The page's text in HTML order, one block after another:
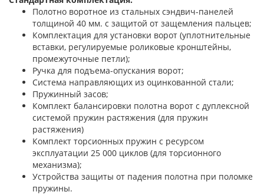
Полотно воротное из стальных сэндвич-панелей
толщиной 40 мм. с защитой от защемления пальцев;
Комплектация для установки ворот (уплотнительные
вставки, регулируемые роликовые кронштейны,
промежуточные петли);
Ручка для подъема-опускания ворот;
Система направляющих из оцинкованной стали;
Пружинный засов;
Комплект балансировки полотна ворот с дуплексной
системой пружин растяжения (для пружин
растяжения)
Комплект торсионных пружин с ресурсом
эксплуатации 25 000 циклов (для торсионного
механизма);
Устройства защиты от падения полотна при поломке
пружины.